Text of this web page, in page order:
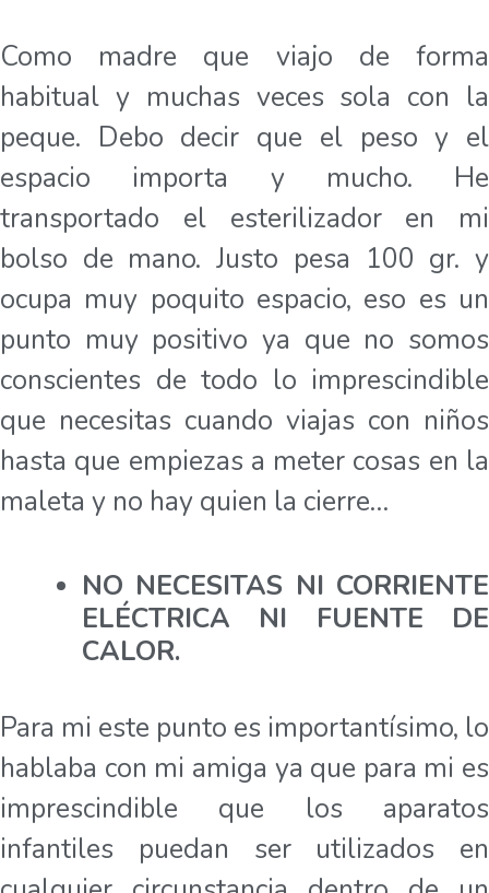
Como madre que viajo de forma
habitual y muchas veces sola con la
peque. Debo decir que el peso y el
espacio importa y mucho. He
transportado el esterilizador en mi
bolso de mano. Justo pesa 100 gr. y
ocupa muy poquito espacio, eso es un
punto muy positivo ya que no somos
conscientes de todo lo imprescindible
que necesitas cuando viajas con niños
hasta que empiezas a meter cosas en la
maleta y no hay quien la cierre…
NO NECESITAS NI CORRIENTE
ELÉCTRICA NI FUENTE DE
CALOR.
Para mi este punto es importantísimo, lo
hablaba con mi amiga ya que para mi es
imprescindible que los aparatos
infantiles puedan ser utilizados en